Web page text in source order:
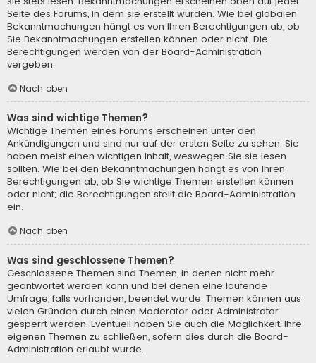
Seite des Forums, in dem sie erstellt wurden. Wie bei globalen
Bekanntmachungen hängt es von Ihren Berechtigungen ab, ob
Sie Bekanntmachungen erstellen können oder nicht. Die
Berechtigungen werden von der Board-Administration
vergeben.
Nach oben
Was sind wichtige Themen?
Wichtige Themen eines Forums erscheinen unter den
Ankündigungen und sind nur auf der ersten Seite zu sehen. Sie
haben meist einen wichtigen Inhalt, weswegen Sie sie lesen
sollten. Wie bei den Bekanntmachungen hängt es von Ihren
Berechtigungen ab, ob Sie wichtige Themen erstellen können
oder nicht; die Berechtigungen stellt die Board-Administration
ein.
Nach oben
Was sind geschlossene Themen?
Geschlossene Themen sind Themen, in denen nicht mehr
geantwortet werden kann und bei denen eine laufende
Umfrage, falls vorhanden, beendet wurde. Themen können aus
vielen Gründen durch einen Moderator oder Administrator
gesperrt werden. Eventuell haben Sie auch die Möglichkeit, Ihre
eigenen Themen zu schließen, sofern dies durch die Board-
Administration erlaubt wurde.